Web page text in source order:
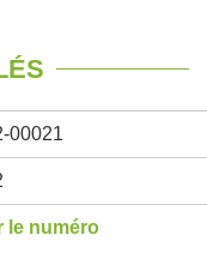
00021
le numéro